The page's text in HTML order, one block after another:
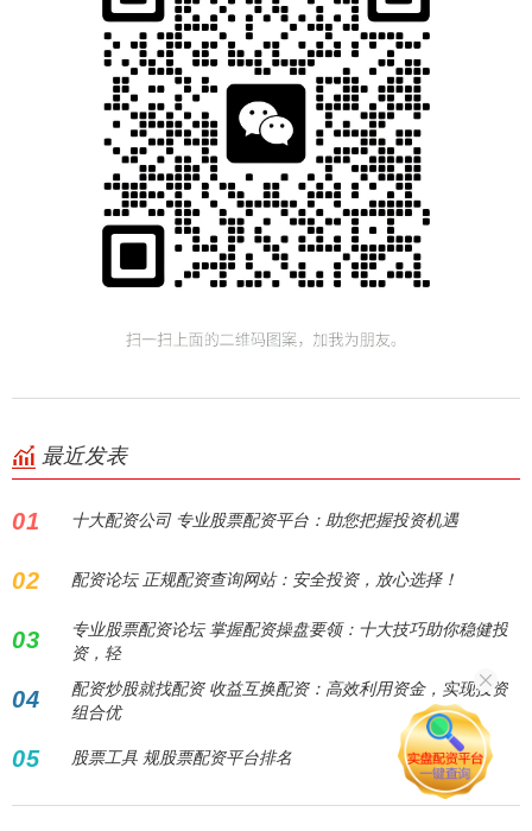
最近发表
01 十大配资公司 专业股票配资平台：助您把握投资机遇
02 配资论坛 正规配资查询网站：安全投资，放心选择！
03
专业股票配资论坛 掌握配资操盘要领：十大技巧助你稳健投
资，轻
04
配资炒股就找配资 收益互换配资：高效利用资金，实现投资
组合优
05 股票工具 规股票配资平台排名